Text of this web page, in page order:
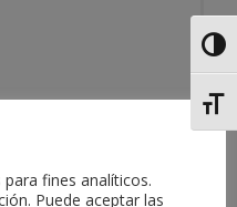
servicio
fines analíticos.
Puede aceptar las